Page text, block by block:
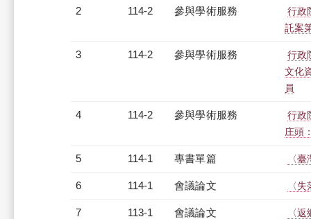
2 114-2 參與學術服務
行政
託案
3 114-2 參與學術服務
行政
文化
員
4 114-2 參與學術服務
行政
庄頭
5 114-1 專書單篇 〈
6 114-1 會議論文 〈
7 113-1 會議論文 〈